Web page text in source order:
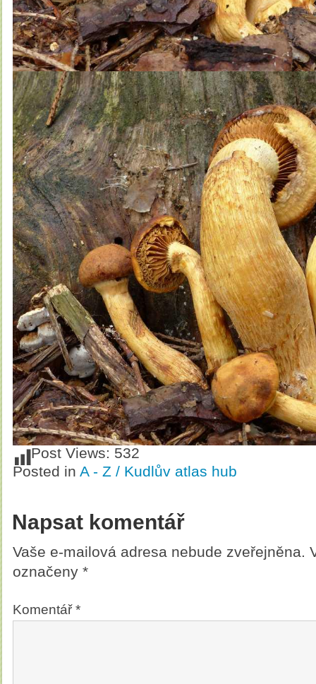
Post Views: 532
Posted in A - Z / Kudlův atlas hub
Napsat komentář
Vaše e-mailová adresa nebude zveřejněna.
označeny *
Komentář*